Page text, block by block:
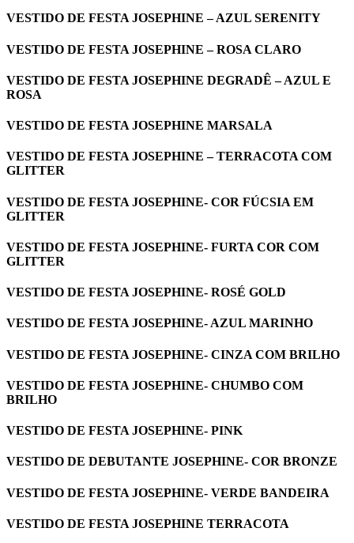
VESTIDO DE FESTA JOSEPHINE – AZUL SERENITY
VESTIDO DE FESTA JOSEPHINE – ROSA CLARO
VESTIDO DE FESTA JOSEPHINE DEGRADÊ – AZUL E
ROSA
VESTIDO DE FESTA JOSEPHINE MARSALA
VESTIDO DE FESTA JOSEPHINE – TERRACOTA COM
GLITTER
VESTIDO DE FESTA JOSEPHINE- COR FÚCSIA EM
GLITTER
VESTIDO DE FESTA JOSEPHINE- FURTA COR COM
GLITTER
VESTIDO DE FESTA JOSEPHINE- ROSÉ GOLD
VESTIDO DE FESTA JOSEPHINE- AZUL MARINHO
VESTIDO DE FESTA JOSEPHINE- CINZA COM BRILHO
VESTIDO DE FESTA JOSEPHINE- CHUMBO COM
BRILHO
VESTIDO DE FESTA JOSEPHINE- PINK
VESTIDO DE DEBUTANTE JOSEPHINE- COR BRONZE
VESTIDO DE FESTA JOSEPHINE- VERDE BANDEIRA
VESTIDO DE FESTA JOSEPHINE TERRACOTA